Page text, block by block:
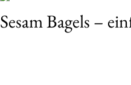
Sesam Bagels –